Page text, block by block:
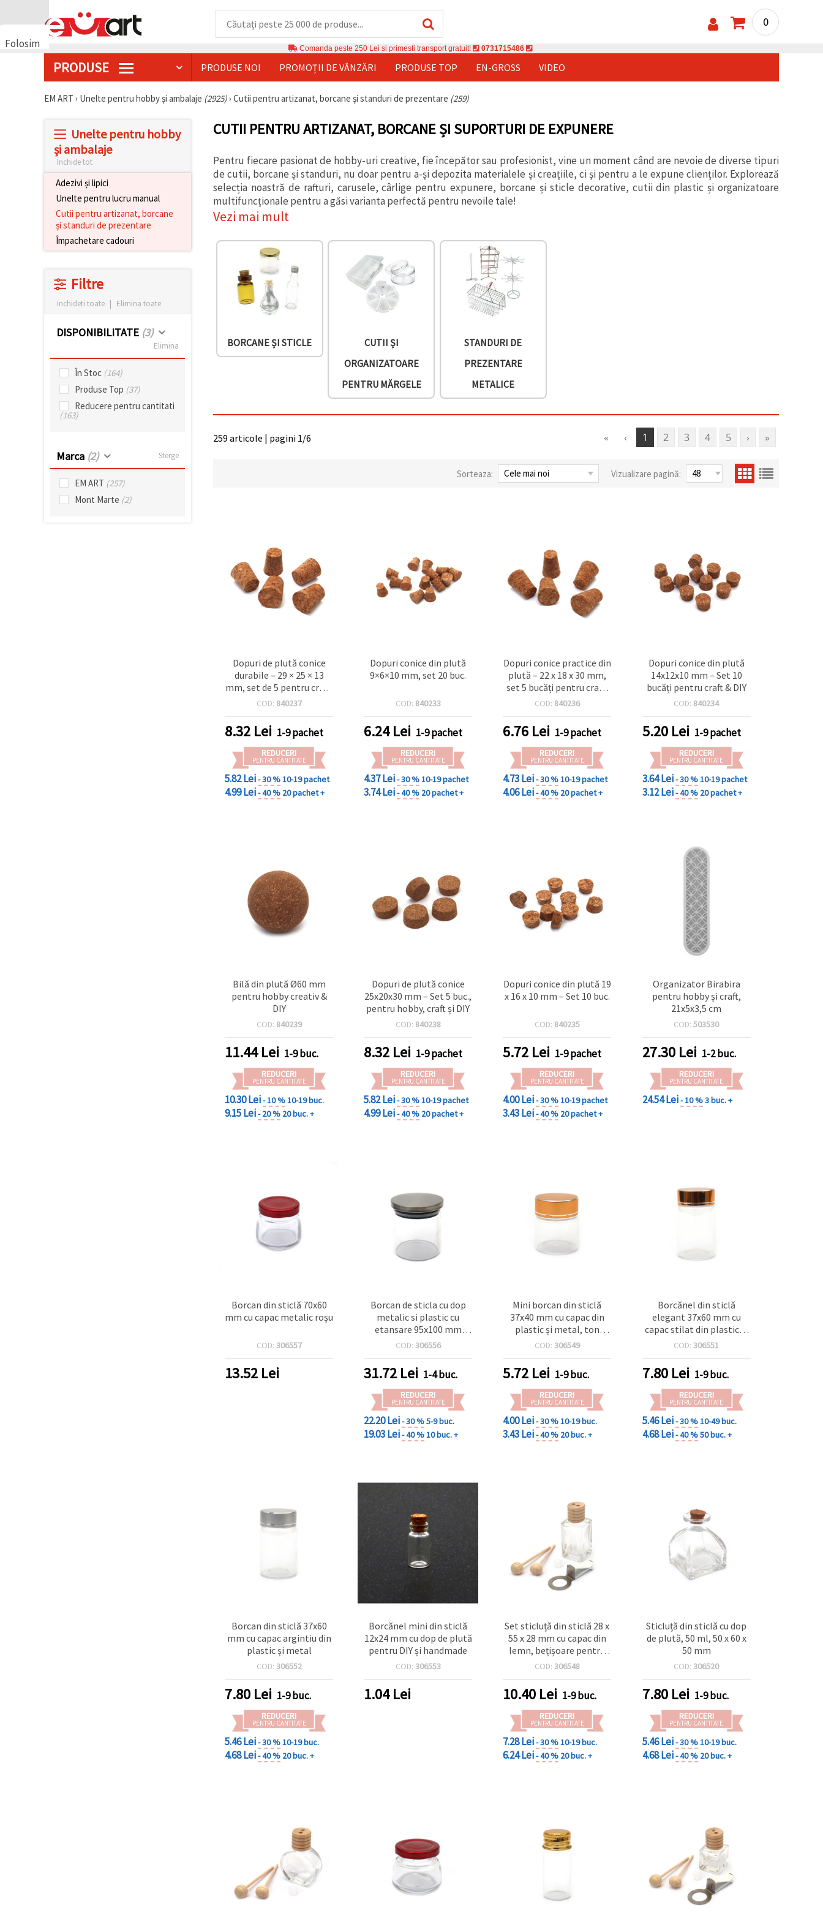
Folosim
dumneavoastră,
0
Comanda peste 250 Lei si primesti transport gratuit! 0731715486
PRODUSE PRODUSE NOI PROMOȚII DE VÂNZĂRI PRODUSE TOP EN-GROSS VIDEO
EM ART › Unelte pentru hobby și ambalaje (2925)› Cutii pentru artizanat, borcane și standuri de prezentare (259)
Unelte pentru hobby
și ambalaje
Inchide tot
Adezivi și lipici
Unelte pentru lucru manual
Cutii pentru artizanat, borcane
și standuri de prezentare
Împachetare cadouri
Filtre
Inchideti toate | Elimina toate
DISPONIBILITATE (3)
Elimina
În Stoc (164)
Produse Top (37)
Reducere pentru cantitati
(163)
Marca (2) Sterge
EM ART (257)
Mont Marte (2)
CUTII PENTRU ARTIZANAT, BORCANE ȘI SUPORTURI DE EXPUNERE
Pentru fiecare pasionat de hobby-uri creative, fie începător sau profesionist, vine un moment când are nevoie de diverse tipuri
de cutii, borcane și standuri, nu doar pentru a-și depozita materialele și creațiile, ci și pentru a le expune clienților. Explorează
selecția noastră de rafturi, carusele, cârlige pentru expunere, borcane și sticle decorative, cutii din plastic și organizatoare
multifuncționale pentru a găsi varianta perfectă pentru nevoile tale!
Vezi mai mult
BORCANE ȘI STICLE
CUTII ȘI
ORGANIZATOARE
PENTRU MĂRGELE
STANDURI DE
PREZENTARE
METALICE
« ‹ 1 2 3 4 5 › »
259 articole | pagini 1/6
Sorteaza: Vizualizare pagină:
Dopuri de plută conice
durabile – 29 × 25 × 13
mm, set de 5 pentru craft,
hobby și DIY
COD: 840237
8.32 Lei 1-9 pachet
REDUCERI
PENTRU CANTITATE
5.82 Lei- 30 %10-19 pachet
4.99 Lei- 40 % 20 pachet +
Dopuri conice din plută
9×6×10 mm, set 20 buc.
COD: 840233
6.24Lei 1-9 pachet
REDUCERI
PENTRU CANTITATE
4.37 Lei- 30 %10-19 pachet
3.74 Lei- 40 % 20 pachet +
Dopuri conice practice din
plută – 22 x 18 x 30 mm,
set 5 bucăți pentru craft,
handmade și proiecte DIY
COD: 840236
6.76 Lei 1-9 pachet
REDUCERI
PENTRU CANTITATE
4.73 Lei- 30 %10-19 pachet
4.06 Lei- 40 % 20 pachet +
Dopuri conice din plută
14x12x10 mm – Set 10
bucăți pentru craft & DIY
COD: 840234
5.20Lei 1-9 pachet
REDUCERI
PENTRU CANTITATE
3.64 Lei- 30 %10-19 pachet
3.12 Lei- 40 % 20 pachet +
Bilă din plută Ø60 mm
pentru hobby creativ &
DIY
COD: 840239
11.44Lei 1-9 buc.
REDUCERI
PENTRU CANTITATE
10.30 Lei- 10 %10-19 buc.
9.15 Lei- 20 % 20 buc. +
Dopuri de plută conice
25x20x30 mm – Set 5 buc.,
pentru hobby, craft și DIY
COD: 840238
8.32 Lei 1-9 pachet
REDUCERI
PENTRU CANTITATE
5.82 Lei- 30 %10-19 pachet
4.99 Lei- 40 % 20 pachet +
Dopuri conice din plută 19
x 16 x 10 mm – Set 10 buc.
COD: 840235
5.72 Lei 1-9 pachet
REDUCERI
PENTRU CANTITATE
4.00 Lei- 30 %10-19 pachet
3.43 Lei- 40 % 20 pachet +
Organizator Birabira
pentru hobby și craft,
21x5x3,5 cm
COD:503530
27.30Lei 1-2 buc.
REDUCERI
PENTRU CANTITATE
24.54 Lei- 10 %3 buc. +
Borcan din sticlă 70x60
mm cu capac metalic roșu
COD: 306557
13.52 Lei
Borcan de sticla cu dop
metalic si plastic cu
etansare 95x100 mm
culoare inox
COD: 306556
31.72 Lei 1-4 buc.
REDUCERI
PENTRU CANTITATE
22.20 Lei- 30 %5-9 buc.
19.03 Lei- 40 %10 buc. +
Mini borcan din sticlă
37x40 mm cu capac din
plastic și metal, ton
auriu, pentru depozitarea
obiectelor mici DIY
COD: 306549
5.72 Lei 1-9 buc.
REDUCERI
PENTRU CANTITATE
4.00 Lei- 30 %10-19 buc.
3.43 Lei- 40 % 20 buc. +
Borcănel din sticlă
elegant 37x60 mm cu
capac stilat din plastic și
metal, culoare aurie –
hobby, craft și depozitare
DIY
COD:306551
7.80Lei 1-9 buc.
REDUCERI
PENTRU CANTITATE
5.46 Lei- 30 %10-49 buc.
4.68 Lei- 40 %50 buc. +
Borcan din sticlă 37x60
mm cu capac argintiu din
plastic și metal
COD: 306552
7.80 Lei 1-9 buc.
REDUCERI
PENTRU CANTITATE
5.46 Lei- 30 %10-19 buc.
4.68 Lei- 40 % 20 buc. +
Borcănel mini din sticlă
12x24 mm cu dop de plută
pentru DIY și handmade
COD: 306553
1.04Lei
Set sticluță din sticlă 28 x
55 x 28 mm cu capac din
lemn, bețișoare pentru
difuzor și clemă pentru
aromaterapie
COD: 306548
10.40 Lei 1-9 buc.
REDUCERI
PENTRU CANTITATE
7.28 Lei- 30 %10-19 buc.
6.24 Lei- 40 % 20 buc. +
Sticluță din sticlă cu dop
de plută, 50 ml, 50 x 60 x
50 mm
COD:306520
7.80Lei 1-9 buc.
REDUCERI
PENTRU CANTITATE
5.46 Lei- 30 %10-19 buc.
4.68 Lei- 40 % 20 buc. +